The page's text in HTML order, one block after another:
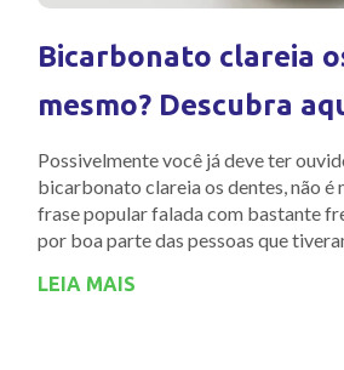
Bicarbonato clareia
mesmo? Descubra
Possivelmente você já deve ter
bicarbonato clareia os dentes, não é
frase popular falada com bastante
por boa parte das pessoas que
LEIA MAIS